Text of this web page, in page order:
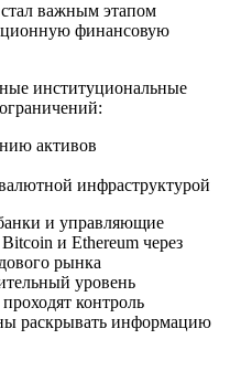
важным этапом
финансовую
институциональные
активов
инфраструктурой
и управляющие
и Ethereum через
рынка
уровень
контроль
раскрывать информацию